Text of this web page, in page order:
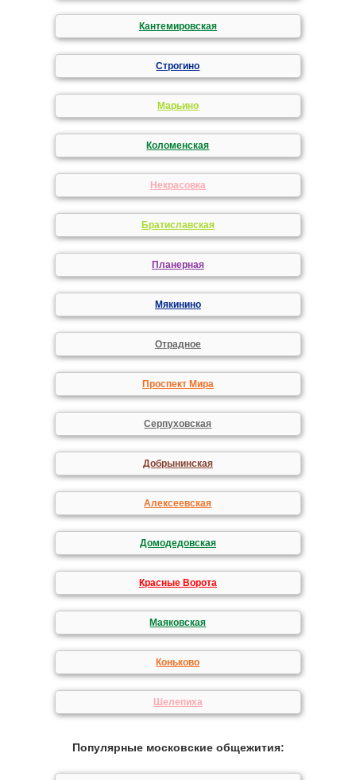
Кантемировская
Строгино
Марьино
Коломенская
Некрасовка
Братиславская
Планерная
Мякинино
Отрадное
Проспект Мира
Серпуховская
Добрынинская
Алексеевская
Домодедовская
Красные Ворота
Маяковская
Коньково
Шелепиха
Популярные московские общежития: